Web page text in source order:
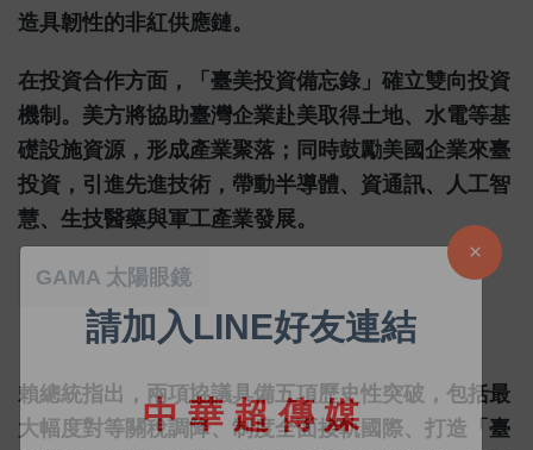
造具韌性的非紅供應鏈。
在投資合作方面，「臺美投資備忘錄」確立雙向投資
機制。美方將協助臺灣企業赴美取得土地、水電等基
礎設施資源，形成產業聚落；同時鼓勵美國企業來臺
投資，引進先進技術，帶動半導體、資通訊、人工智
慧、生技醫藥與軍工產業發展。
GAMA 太陽眼鏡
賴總統指出，兩項協議具備五項歷史性突破，包括最
大幅度對等關稅調降、制度全面接軌國際、打造「臺